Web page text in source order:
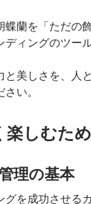
蝶蘭を「ただの
ディングのツー
と美しさを、人
い。
楽しむた
理の基本
を成功させる